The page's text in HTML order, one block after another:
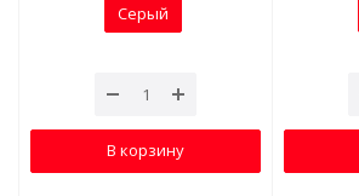
Серый
В корзину